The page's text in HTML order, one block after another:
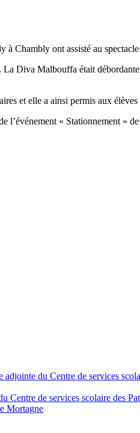
à Chambly ont assisté au
Diva Malbouffa était
et elle a ainsi permis aux
l’événement « Stationnement »
du Centre de services
Centre de services scolaire des
Mortagne